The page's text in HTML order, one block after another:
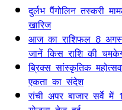
दुर्लभ पैंगोलिन तस्करी
खारिज
आज का राशिफल 8
जानें किस राशि की
ब्रिक्स सांस्कृतिक
एकता का संदेश
रांची अपर बाजार सर्वे में